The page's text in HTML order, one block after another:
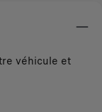
véhicule et